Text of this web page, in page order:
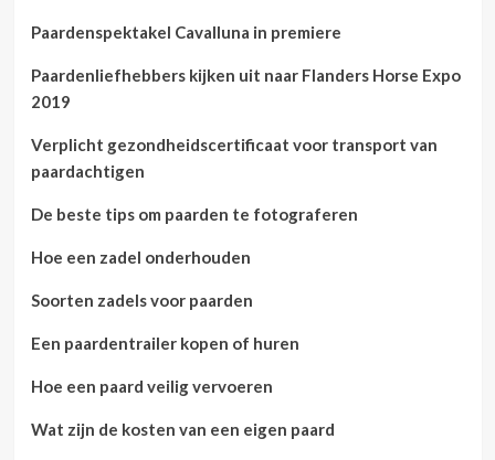
Paardenspektakel Cavalluna in premiere
Paardenliefhebbers kijken uit naar Flanders Horse Expo
2019
Verplicht gezondheidscertificaat voor transport van
paardachtigen
De beste tips om paarden te fotograferen
Hoe een zadel onderhouden
Soorten zadels voor paarden
Een paardentrailer kopen of huren
Hoe een paard veilig vervoeren
Wat zijn de kosten van een eigen paard